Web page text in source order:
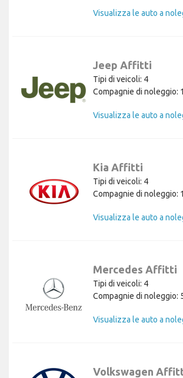
Visualizza le auto a
Jeep Affitti
Tipi di veicoli: 4
Compagnie di noleggio:
Visualizza le auto a
Kia Affitti
Tipi di veicoli: 4
Compagnie di noleggio:
Visualizza le auto a
Mercedes Affitti
Tipi di veicoli: 4
Compagnie di noleggio:
Visualizza le auto a
Volkswagen